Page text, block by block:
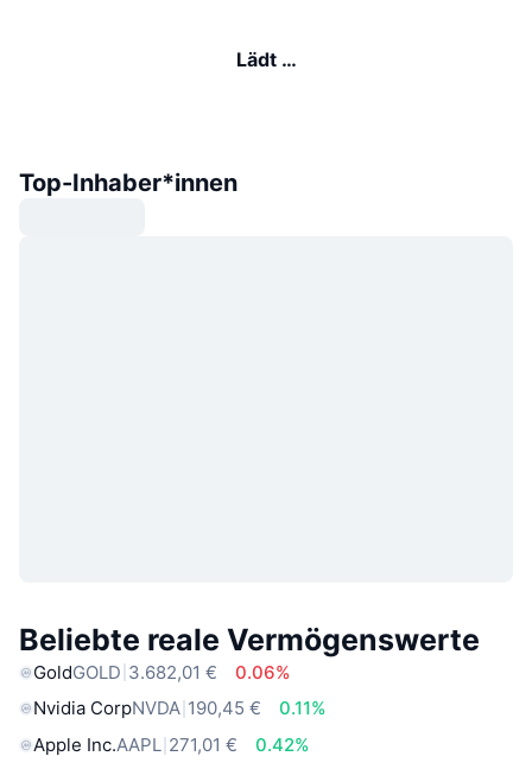
Lädt …
Top-Inhaber*innen
Beliebte reale Vermögenswerte
GoldGOLD 3.682,01 €
0.06%
Nvidia CorpNVDA 190,45 €
0.11%
Apple Inc.AAPL 271,01 €
0.42%